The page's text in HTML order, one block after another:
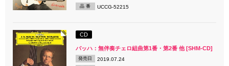
品 番 UCCG-52215
CD
バッハ：無伴奏チェロ組曲第1番・第2番 他 [SHM-CD]
発売日 2019.07.24